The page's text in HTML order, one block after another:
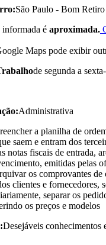
São Paulo - Bom Retiro
é aproximada.
Maps pode exibir
de segunda a
Administrativa
a planilha de
saem e entram dos
notas fiscais de entrada,
emitidas pelas
os comprovantes de
clientes e fornecedores,
separar os
os preços e modelos
Desejáveis